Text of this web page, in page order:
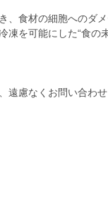
、食材の細胞へのダ
凍を可能にした“食の